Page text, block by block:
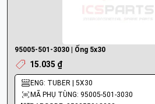
95005-501-3030 | Ống 5x30
15.035 ₫
ENG: TUBER | 5X30
MÃ PHỤ TÙNG: 95005-501-3030